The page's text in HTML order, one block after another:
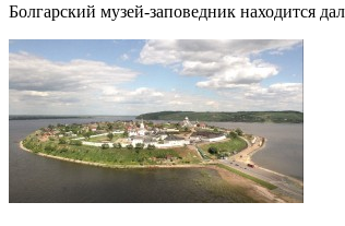
Болгарский музей-заповедник находится